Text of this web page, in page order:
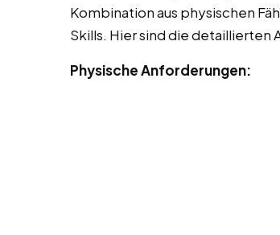
Kombination aus physischen
Skills. Hier sind die detaillierten
Physische Anforderungen: